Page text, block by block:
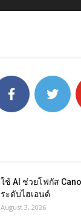
ใช้ AI ช่วยโฟกัส
ระดับไฮเอนด์
August 3, 2026